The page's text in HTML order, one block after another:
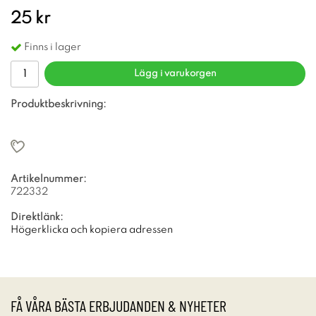
25 kr
Finns i lager
Lägg i varukorgen
Produktbeskrivning:
Artikelnummer:
722332
Direktlänk:
Högerklicka och kopiera adressen
FÅ VÅRA BÄSTA ERBJUDANDEN & NYHETER